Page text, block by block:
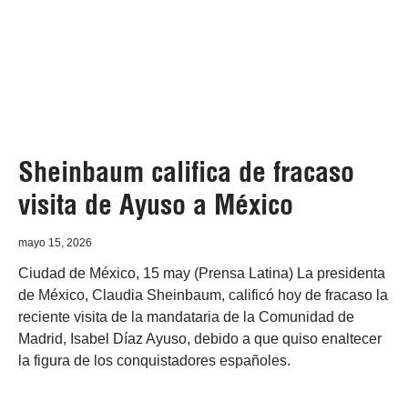
Sheinbaum califica de fracaso
visita de Ayuso a México
mayo 15, 2026
Ciudad de México, 15 may (Prensa Latina) La presidenta
de México, Claudia Sheinbaum, calificó hoy de fracaso la
reciente visita de la mandataria de la Comunidad de
Madrid, Isabel Díaz Ayuso, debido a que quiso enaltecer
la figura de los conquistadores españoles.